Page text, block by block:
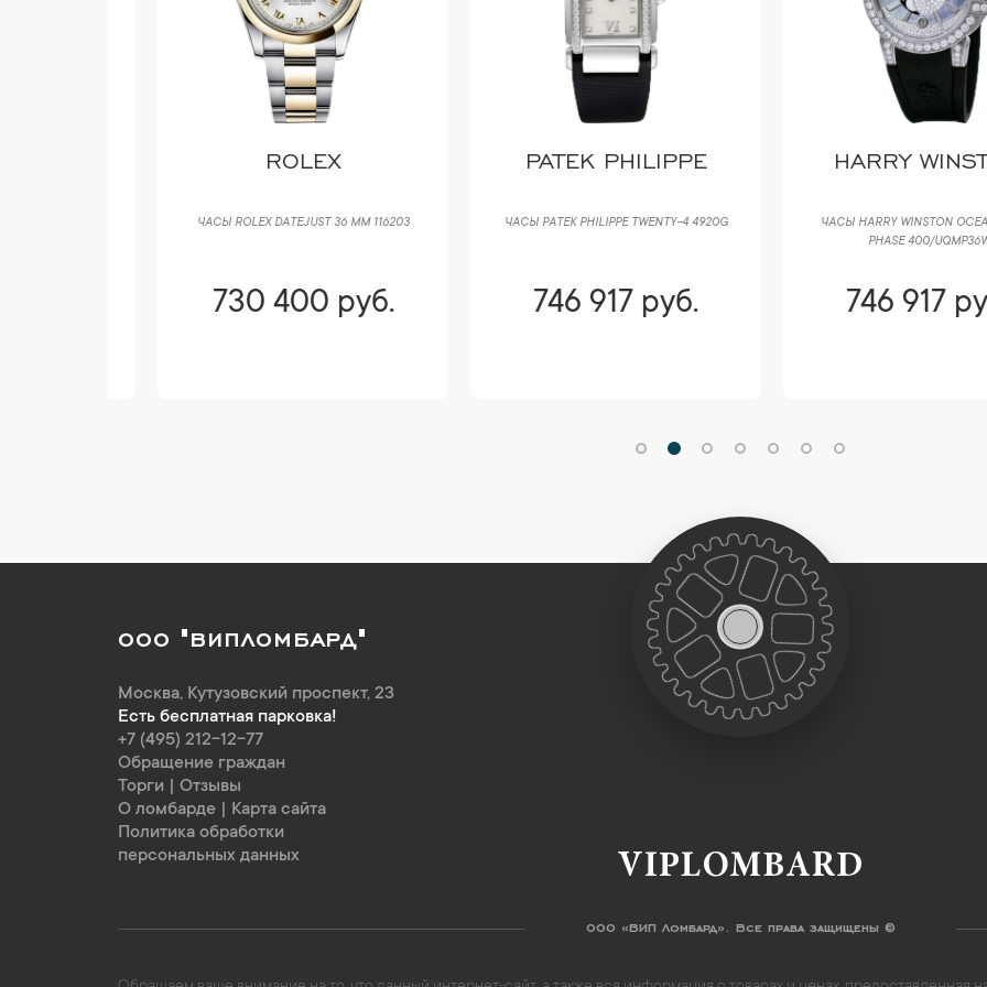
ROLEX
ЧАСЫ ROLEX DATEJUST 36 ММ 116203
730 400 руб.
PATEK PHILIPPE
ЧАСЫ PATEK PHILIPPE TWENTY-4 4920G
746 917 руб.
HARRY WINSTON
ЧАСЫ HARRY WINSTON OCEAN
PHASE 400/UQMP36W
746 917 руб.
ООО "ВИПЛОМБАРД"
Москва, Кутузовский проспект, 23
Есть бесплатная парковка!
+7 (495) 212-12-77
Обращение граждан
Торги
Отзывы
О ломбарде
Карта сайта
Политика обработки
персональных данных
VIPLOMBARD
ООО «ВИП Ломбард». Все права защищены ©